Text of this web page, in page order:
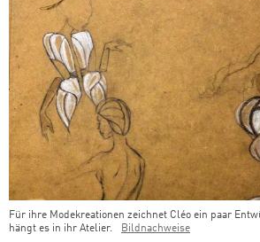
Für ihre Modekreationen zeichnet Cléo ein paar
hängt es in ihr Atelier.
Bildnachweise